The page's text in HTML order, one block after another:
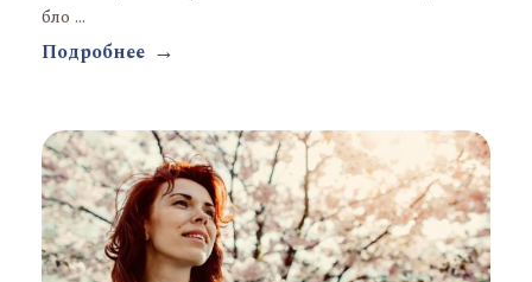
бло ...
Подробнее